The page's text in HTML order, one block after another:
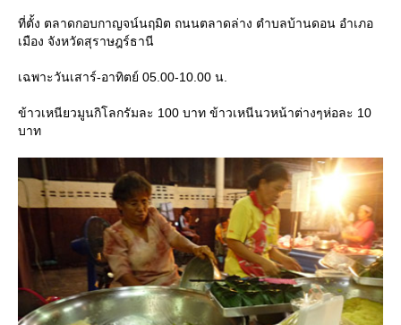
ที่ตั้ง ตลาดกอบกาญจน์นฤมิต ถนนตลาดล่าง ตำบลบ้านดอน อำเภอ
เมือง จังหวัดสุราษฎร์ธานี
เฉพาะวันเสาร์-อาทิตย์ 05.00-10.00 น.
ข้าวเหนียวมูนกิโลกรัมละ 100 บาท ข้าวเหนีนวหน้าต่างๆห่อละ 10
บาท